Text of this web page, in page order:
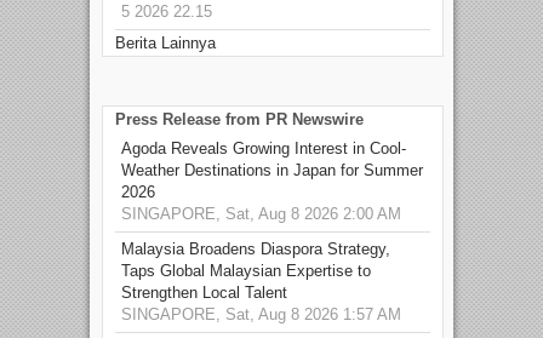
5 2026 22.15
Berita Lainnya
Press Release from PR Newswire
Agoda Reveals Growing Interest in Cool-
Weather Destinations in Japan for Summer
2026
SINGAPORE, Sat, Aug 8 2026 2:00 AM
Malaysia Broadens Diaspora Strategy,
Taps Global Malaysian Expertise to
Strengthen Local Talent
SINGAPORE, Sat, Aug 8 2026 1:57 AM